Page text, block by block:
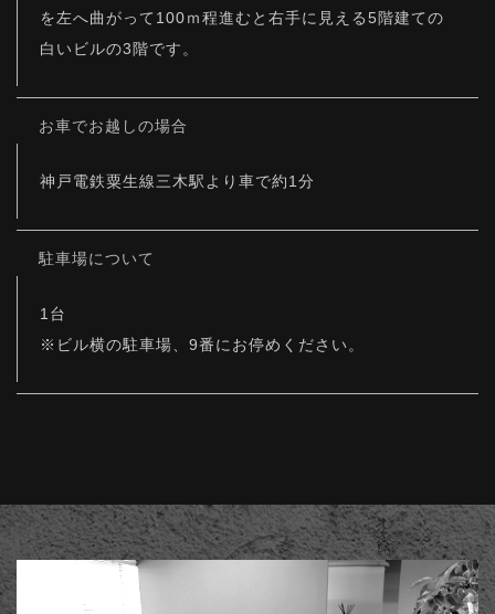
を左へ曲がって100ｍ程進むと右手に見える5階建ての
白いビルの3階です。
お車でお越しの場合
神戸電鉄粟生線三木駅より車で約1分
駐車場について
1台
※ビル横の駐車場、9番にお停めください。